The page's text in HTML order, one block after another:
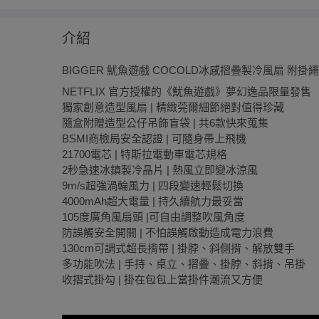
介紹
BIGGER 魷魚遊戲 COCOLD冰感摺疊製冷風扇 附掛
NETFLIX 官方授權的《魷魚遊戲》夢幻逸品限量發售
獨家創意造型風扇 | 精緻莞爾細節絕對值得珍藏
隨盒附贈造型公仔吊飾盲袋 | 共6款快來蒐集
BSMI商檢局安全認證 | 可隨身帶上飛機
21700電芯 | 特斯拉電動車電芯規格
2秒急速冰鎮製冷晶片 | 熱風立即變冰涼風
9m/s超強渦輪風力 | 四段變速輕鬆切換
4000mAh超大電量 | 持久續航力最妥當
105度廣角風扇頭 |可自由調整吹風角度
防誤觸安全開關 | 不怕誤觸啟動造成電力浪費
130cm可調式超長揹帶 | 掛脖、斜側揹、解放雙手
多功能吹法 | 手持、桌立、摺疊、掛脖、斜揹、吊掛
收摺式掛勾 | 掛在包包上當掛件潮流又方便